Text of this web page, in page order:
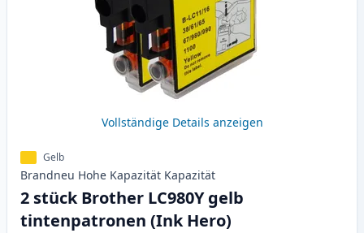
Vollständige Details anzeigen
Gelb
Brandneu Hohe Kapazität Kapazität
2 stück Brother LC980Y gelb
tintenpatronen (Ink Hero)